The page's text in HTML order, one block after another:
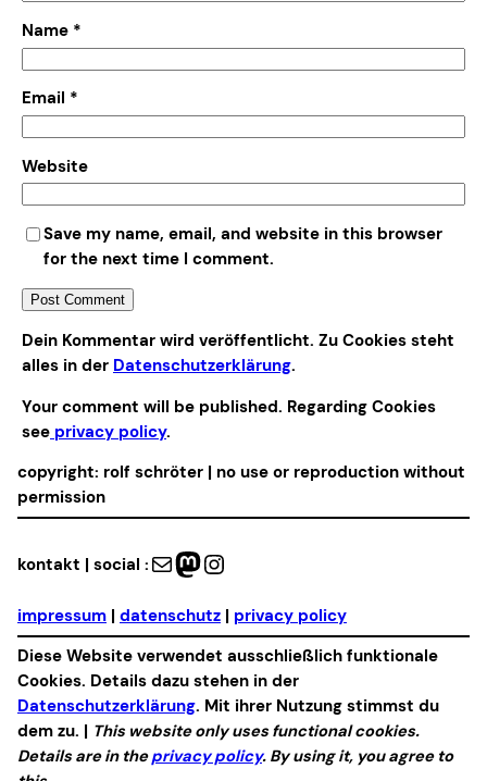
Name *
Email *
Website
Save my name, email, and website in this browser
for the next time I comment.
Alternative:
Dein Kommentar wird veröffentlicht. Zu Cookies steht
alles in der Datenschutzerklärung.
Your comment will be published. Regarding Cookies
see privacy policy.
copyright: rolf schröter | no use or reproduction without
permission
kontakt | social : Mail Mastodon Instagram
impressum | datenschutz | privacy policy
Diese Website verwendet ausschließlich funktionale
Cookies. Details dazu stehen in der
Datenschutzerklärung. Mit ihrer Nutzung stimmst du
dem zu. | This website only uses functional cookies.
Details are in theprivacy policy. By using it, you agree to